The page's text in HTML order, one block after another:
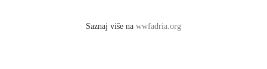
Saznaj više na wwfadria.org